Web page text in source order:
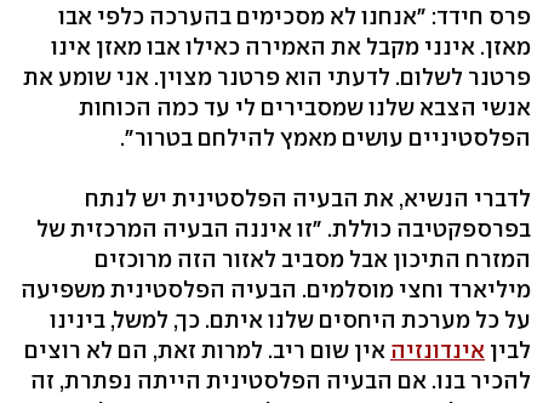
פרס חידד: "אנחנו לא מסכימים בהערכה כלפי אבו
מאזן. אינני מקבל את האמירה כאילו אבו מאזן אינו
פרטנר לשלום. לדעתי הוא פרטנר מצוין. אני שומע את
אנשי הצבא שלנו שמסבירים לי עד כמה הכוחות
הפלסטיניים עושים מאמץ להילחם בטרור".
לדברי הנשיא, את הבעיה הפלסטינית יש לנתח
בפרספקטיבה כוללת. "זו איננה הבעיה המרכזית של
המזרח התיכון אבל מסביב לאזור הזה מרוכזים
מיליארד וחצי מוסלמים. הבעיה הפלסטינית משפיעה
על כל מערכת היחסים שלנו איתם. כך, למשל, בינינו
לבין אינדונזיה אין שום ריב. למרות זאת, הם לא רוצים
להכיר בנו. אם הבעיה הפלסטינית הייתה נפתרת, זה